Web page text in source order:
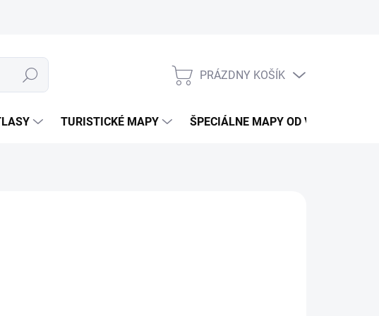
Hľadať
NÁKUPNÝ
PRÁZDNY KOŠÍK
TURISTICKÉ MAPY ŠPECIÁLNE MAPY OD VKÚ